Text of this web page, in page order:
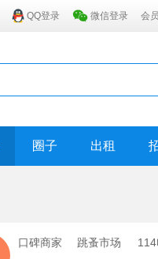
QQ登录 微信登录 会
圈子 出租
口碑商家 跳蚤市场